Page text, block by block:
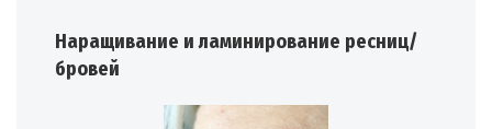
Наращивание и ламинирование ресниц/
бровей